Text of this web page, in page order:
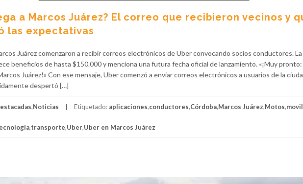
a Marcos Juárez? El correo que recibieron vecinos y
las expectativas
Juárez comenzaron a recibir correos electrónicos de Uber convocando socios conductores. La
beneficios de hasta $150.000 y menciona una futura fecha oficial de lanzamiento. «¡Muy
Juárez!» Con ese mensaje, Uber comenzó a enviar correos electrónicos a usuarios de la
despertó […]
,Noticias Etiquetado: aplicaciones,conductores,Córdoba,Marcos Juárez,Motos,
,transporte,Uber,Uber en Marcos Juárez